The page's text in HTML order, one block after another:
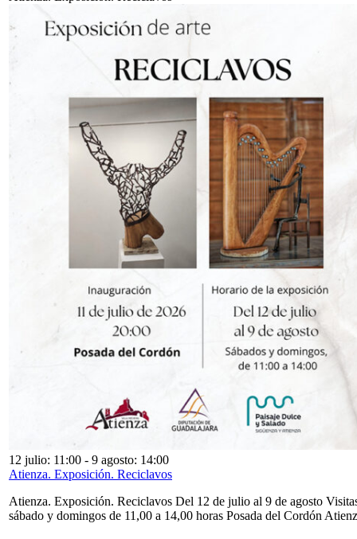
12 julio: 11:00 - 9 agosto: 14:00
Atienza. Exposición. Reciclavos
Atienza. Exposición. Reciclavos Del 12 de julio al 9 de agosto
sábado y domingos de 11,00 a 14,00 horas Posada del Cordón